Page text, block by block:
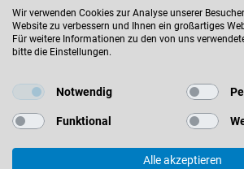
Deutschland - deutsch
© 2026 Leitz GmbH & Co. KG
Wir verwenden Cookies zur Analyse unserer
Website zu verbessern und Ihnen ein großartiges
Für weitere Informationen zu den von uns
bitte die Einstellungen.
Notwendig
Funktional
Alle akzeptieren